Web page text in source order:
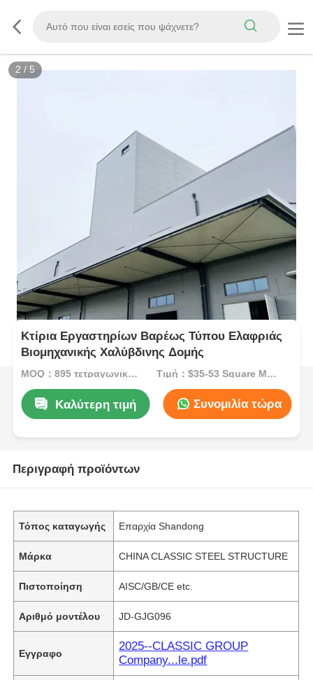
2 / 5
Κτίρια Εργαστηρίων Βαρέως Τύπου Ελαφριάς
Βιομηχανικής Χαλύβδινης Δομής
MOQ：895 τετραγωνικά μέτρα Τιμή：$35-53 Square Meters
Καλύτερη τιμή Συνομιλία τώρα
Περιγραφή προϊόντων
Τόπος καταγωγής Επαρχία Shandong
Μάρκα CHINA CLASSIC STEEL STRUCTURE
Πιστοποίηση AISC/GB/CE etc.
Αριθμό μοντέλου JD-GJG096
Εγγραφο
2025--CLASSIC GROUP
Company...le.pdf